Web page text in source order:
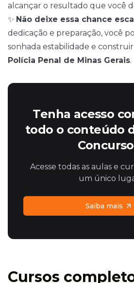
alcançar o resultado que você
✨ Não deixe essa chance
dedicação e preparação, você
sonhada estabilidade e
Polícia Penal de Minas Gerais.
Tenha acesso
todo o conteúdo
Acesse todas as aulas e
um único
Saiba mais
Cursos